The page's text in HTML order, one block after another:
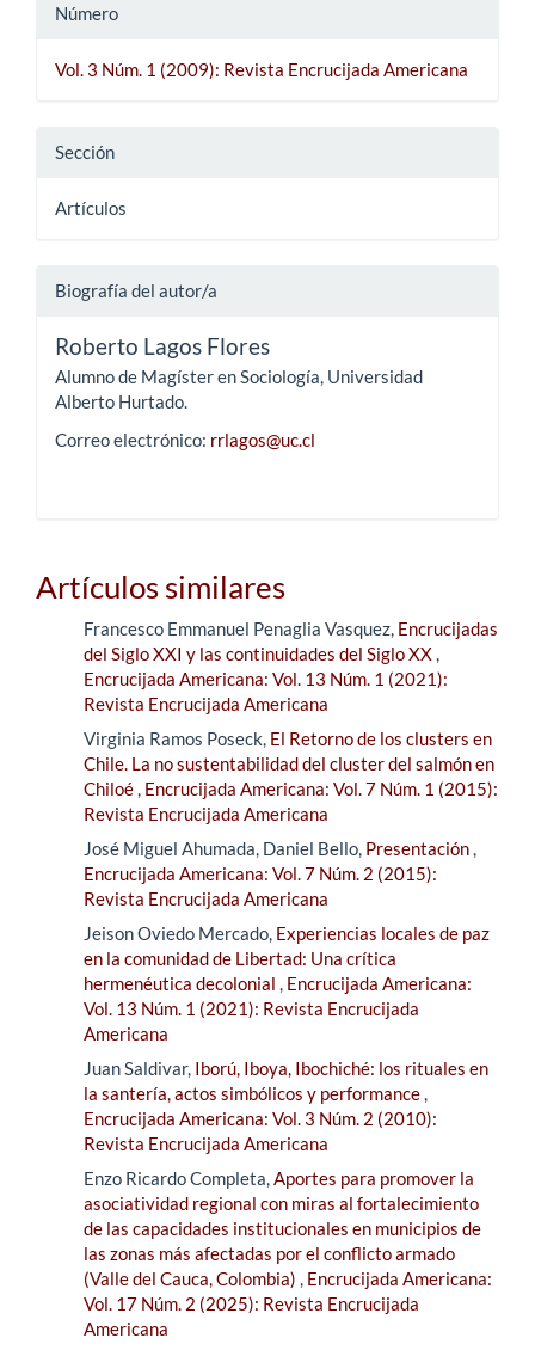
Número
Vol. 3 Núm. 1 (2009): Revista Encrucijada Americana
Sección
Artículos
Biografía del autor/a
Roberto Lagos Flores
Alumno de Magíster en Sociología, Universidad
Alberto Hurtado.
Correo electrónico: rrlagos@uc.cl
Artículos similares
Francesco Emmanuel Penaglia Vasquez, Encrucijadas
del Siglo XXI y las continuidades del Siglo XX,
Encrucijada Americana: Vol. 13 Núm. 1 (2021):
Revista Encrucijada Americana
Virginia Ramos Poseck, El Retorno de los clusters en
Chile. La no sustentabilidad del cluster del salmón en
Chiloé, Encrucijada Americana: Vol. 7 Núm. 1 (2015):
Revista Encrucijada Americana
José Miguel Ahumada, Daniel Bello, Presentación,
Encrucijada Americana: Vol. 7 Núm. 2 (2015):
Revista Encrucijada Americana
Jeison Oviedo Mercado, Experiencias locales de paz
en la comunidad de Libertad: Una crítica
hermenéutica decolonial , Encrucijada Americana:
Vol. 13 Núm. 1 (2021): Revista Encrucijada
Americana
Juan Saldivar, Iború, Iboya, Ibochiché: los rituales en
la santería, actos simbólicos y performance,
Encrucijada Americana: Vol. 3 Núm. 2 (2010):
Revista Encrucijada Americana
Enzo Ricardo Completa,Aportes para promover la
asociatividad regional con miras al fortalecimiento
de las capacidades institucionales en municipios de
las zonas más afectadas por el conflicto armado
(Valle del Cauca, Colombia) , Encrucijada Americana:
Vol. 17 Núm. 2 (2025): Revista Encrucijada
Americana